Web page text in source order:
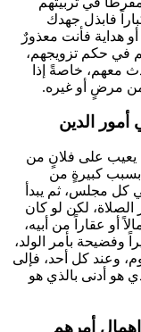
فابذل جهدك
هداية فأنت معذورٌ
في حكم تزويجهم،
معهم، خاصةً إذا
من مرضٍ أو غيره.
أمور الدين
يعيب على فلانٍ من
بسبب كبيرةٍ من
كل مجلس، ثم يبدأ
لكن لو كان
أو عقاراً من أبيه،
وفضيحة بأمر الولد،
وعند كل أحد، فإلى
هو أدنى بالذي هو
أمرهم